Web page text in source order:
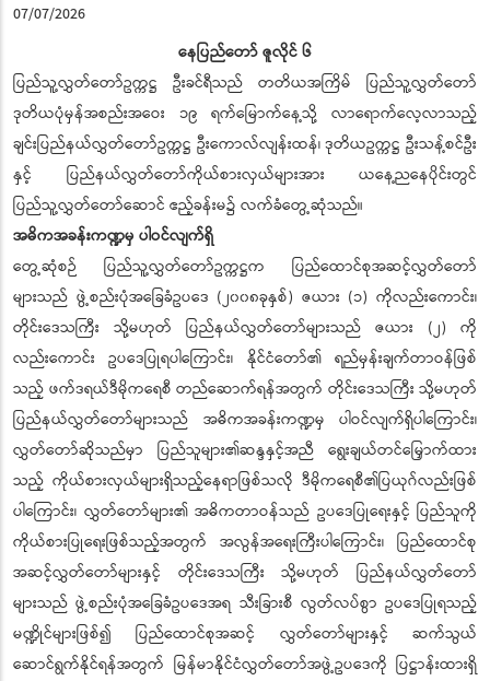
07/07/2026
နေပြည်တော် ဇူလိုင် ၆
ပြည်သူ့လွှတ်တော်ဥက္ကဋ္ဌ ဦးခင်ရီသည် တတိယအကြိမ် ပြည်သူ့လွှတ်တော်
ဒုတိယပုံမှန်အစည်းအဝေး ၁၉ ရက်မြောက်နေ့သို့ လာရောက်လေ့လာသည့်
ချင်းပြည်နယ်လွှတ်တော်ဥက္ကဋ္ဌ ဦးကောလ်လျန်းထန်၊ ဒုတိယဥက္ကဋ္ဌ ဦးသန့်စင်ဦး
နှင့် ပြည်နယ်လွှတ်တော်ကိုယ်စားလှယ်များအား ယနေ့ညနေပိုင်းတွင်
ပြည်သူ့လွှတ်တော်ဆောင် ဧည့်ခန်းမ၌ လက်ခံတွေ့ဆုံသည်။
အဓိကအခန်းကဏ္ဍမှ ပါဝင်လျက်ရှိ
တွေ့ဆုံစဉ် ပြည်သူ့လွှတ်တော်ဥက္ကဋ္ဌက ပြည်ထောင်စုအဆင့်လွှတ်တော်
များသည် ဖွဲ့စည်းပုံအခြေခံဥပဒေ (၂၀၀၈ခုနှစ်) ဇယား (၁) ကိုလည်းကောင်း၊
တိုင်းဒေသကြီး သို့မဟုတ် ပြည်နယ်လွှတ်တော်များသည် ဇယား (၂) ကို
လည်းကောင်း ဥပဒေပြုရပါကြောင်း၊ နိုင်ငံတော်၏ ရည်မှန်းချက်တာဝန်ဖြစ်
သည့် ဖက်ဒရယ်ဒီမိုကရေစီ တည်ဆောက်ရန်အတွက် တိုင်းဒေသကြီး သို့မဟုတ်
ပြည်နယ်လွှတ်တော်များသည် အဓိကအခန်းကဏ္ဍမှ ပါဝင်လျက်ရှိပါကြောင်း၊
လွှတ်တော်ဆိုသည်မှာ ပြည်သူများ၏ဆန္ဒနှင့်အညီ ရွေးချယ်တင်မြှောက်ထား
သည့် ကိုယ်စားလှယ်များရှိသည့်နေရာဖြစ်သလို ဒီမိုကရေစီ၏ပြယုဂ်လည်းဖြစ်
ပါကြောင်း၊ လွှတ်တော်များ၏ အဓိကတာဝန်သည် ဥပဒေပြုရေးနှင့် ပြည်သူကို
ကိုယ်စားပြုရေးဖြစ်သည့်အတွက် အလွန်အရေးကြီးပါကြောင်း၊ ပြည်ထောင်စု
အဆင့်လွှတ်တော်များနှင့် တိုင်းဒေသကြီး သို့မဟုတ် ပြည်နယ်လွှတ်တော်
များသည် ဖွဲ့စည်းပုံအခြေခံဥပဒေအရ သီးခြားစီ လွတ်လပ်စွာ ဥပဒေပြုရသည့်
မဏ္ဍိုင်များဖြစ်၍ ပြည်ထောင်စုအဆင့် လွှတ်တော်များနှင့် ဆက်သွယ်
ဆောင်ရွက်နိုင်ရန်အတွက် မြန်မာနိုင်ငံလွှတ်တော်အဖွဲ့ဥပဒေကို ပြဋ္ဌာန်းထားရှိ